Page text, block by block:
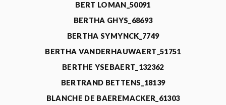
BERT LOMAN_50091
BERTHA GHYS_68693
BERTHA SYMYNCK_7749
BERTHA VANDERHAUWAERT_51751
BERTHE YSEBAERT_132362
BERTRAND BETTENS_18139
BLANCHE DE BAEREMACKER_61303